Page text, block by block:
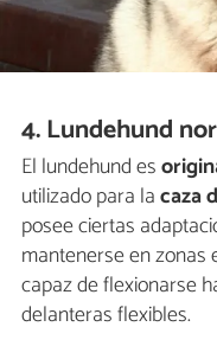
4. Lundehund
El lundehund es
utilizado para lacaza
posee ciertas
mantenerse en zonas
capaz de flexionarse
delanteras flexibles.